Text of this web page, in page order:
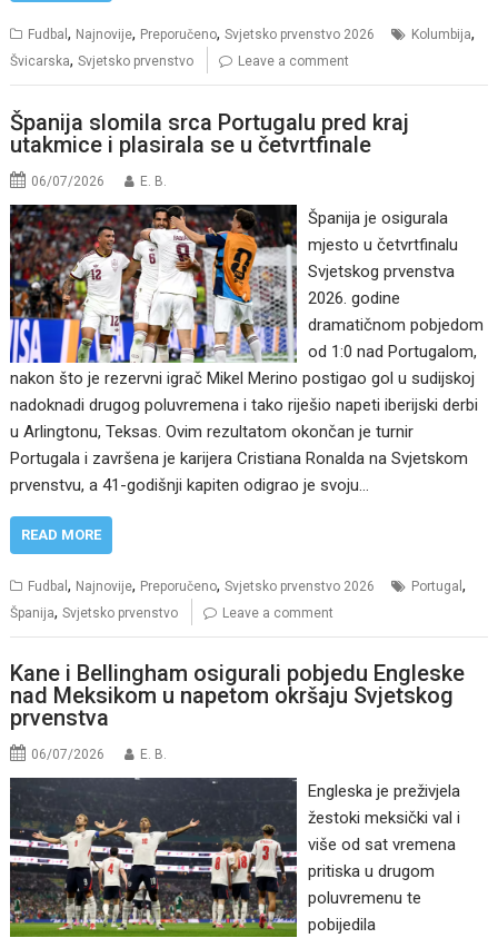
Fudbal, Najnovije, Preporučeno,Svjetsko prvenstvo 2026 Kolumbija,
Švicarska,Svjetsko prvenstvo Leave a comment
Španija slomila srca Portugalu pred kraj
utakmice i plasirala se u četvrtfinale
06/07/2026 E. B.
Španija je osigurala
mjesto u četvrtfinalu
Svjetskog prvenstva
2026. godine
dramatičnom pobjedom
od 1:0 nad Portugalom,
nakon što je rezervni igrač Mikel Merino postigao gol u sudijskoj
nadoknadi drugog poluvremena i tako riješio napeti iberijski derbi
u Arlingtonu, Teksas. Ovim rezultatom okončan je turnir
Portugala i završena je karijera Cristiana Ronalda na Svjetskom
prvenstvu, a 41-godišnji kapiten odigrao je svoju…
READ MORE
Fudbal, Najnovije, Preporučeno,Svjetsko prvenstvo 2026 Portugal,
Španija,Svjetsko prvenstvo Leave a comment
Kane i Bellingham osigurali pobjedu Engleske
nad Meksikom u napetom okršaju Svjetskog
prvenstva
06/07/2026 E. B.
Engleska je preživjela
žestoki meksički val i
više od sat vremena
pritiska u drugom
poluvremenu te
pobijedila